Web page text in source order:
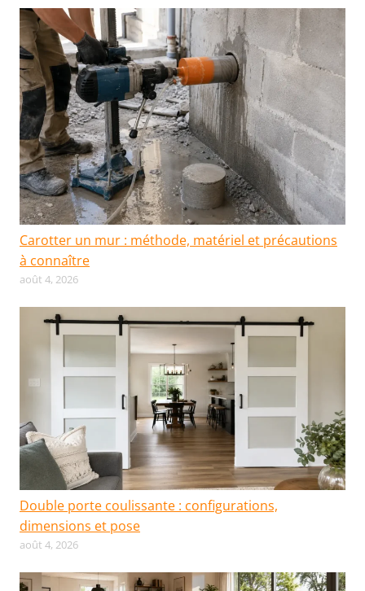
Carotter un mur : méthode, matériel et précautions
à connaître
août 4, 2026
Double porte coulissante : configurations,
dimensions et pose
août 4, 2026